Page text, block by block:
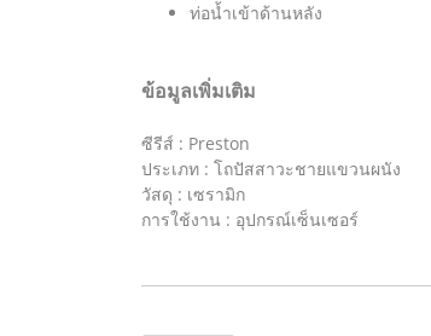
ท่อน้ำเข้าด้านหลัง
ข้อมูลเพิ่มเติม
ซีรีส์ : Preston
ประเภท : โถปัสสาวะชายแขวนผนัง
วัสดุ : เซรามิก
การใช้งาน : อุปกรณ์เซ็นเซอร์